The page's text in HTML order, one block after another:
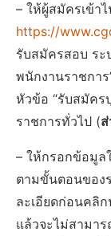
– ให้ผู้สมัครเข้า
https://
รับสมัครสอบ ระ
พนักงานราชการ
หัวข้อ “รับสมัคร
ราชการทั่วไป (
– ให้กรอกข้อมูล
ตามขั้นตอนของ
ละเอียดก่อนคลิ
แล้วจะไม่สามา